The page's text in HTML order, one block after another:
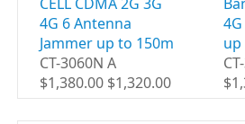
4G 6 Antenna
Jammer up to 150m
CT-3060N A
$1,380.00 $1,320.00
up